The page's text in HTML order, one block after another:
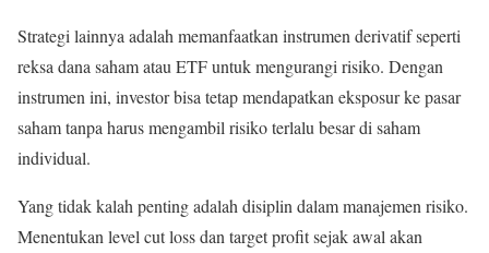
Strategi lainnya adalah memanfaatkan instrumen derivatif seperti
reksa dana saham atau ETF untuk mengurangi risiko. Dengan
instrumen ini, investor bisa tetap mendapatkan eksposur ke pasar
saham tanpa harus mengambil risiko terlalu besar di saham
individual.
Yang tidak kalah penting adalah disiplin dalam manajemen risiko.
Menentukan level cut loss dan target profit sejak awal akan